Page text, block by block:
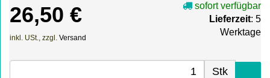
26,50 €
inkl. USt., zzgl. Versand
sofort verfügbar
Lieferzeit: 5
Werktage
Stk